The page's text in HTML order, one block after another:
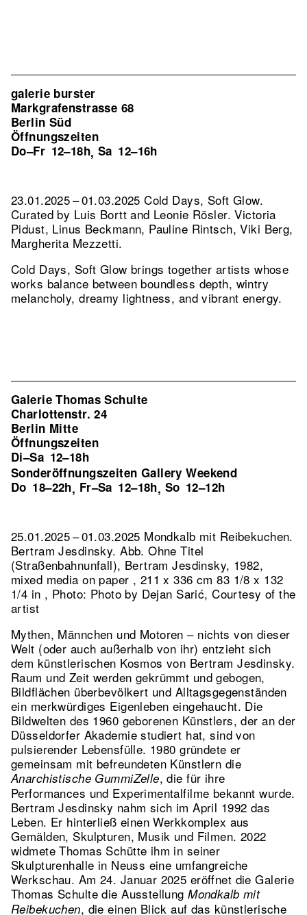
galerie burster
Markgrafenstrasse 68
Berlin Süd
Öffnungszeiten
Do–Fr 12–18h, Sa 12–16h
23.01.2025 – 01.03.2025 Cold Days, Soft Glow.
Curated by Luis Bortt and Leonie Rösler. Victoria
Pidust, Linus Beckmann, Pauline Rintsch, Viki Berg,
Margherita Mezzetti.
Cold Days, Soft Glow brings together artists whose
works balance between boundless depth, wintry
melancholy, dreamy lightness, and vibrant energy.
Galerie Thomas Schulte
Charlottenstr. 24
Berlin Mitte
Öffnungszeiten
Di–Sa 12–18h
Sonderöffnungszeiten Gallery Weekend
Do 18–22h, Fr–Sa 12–18h, So 12–12h
25.01.2025 – 01.03.2025 Mondkalb mit Reibekuchen.
Bertram Jesdinsky.Abb. Ohne Titel
(Straßenbahnunfall), Bertram Jesdinsky, 1982,
mixed media on paper , 211 x 336 cm 83 1/8 x 132
1/4 in , Photo: Photo by Dejan Sarić, Courtesy of the
artist
Mythen, Männchen und Motoren – nichts von dieser
Welt (oder auch außerhalb von ihr) entzieht sich
dem künstlerischen Kosmos von Bertram Jesdinsky.
Raum und Zeit werden gekrümmt und gebogen,
Bildflächen überbevölkert und Alltagsgegenständen
ein merkwürdiges Eigenleben eingehaucht. Die
Bildwelten des 1960 geborenen Künstlers, der an der
Düsseldorfer Akademie studiert hat, sind von
pulsierender Lebensfülle. 1980 gründete er
gemeinsam mit befreundeten Künstlern die
Anarchistische GummiZelle, die für ihre
Performances und Experimentalfilme bekannt wurde.
Bertram Jesdinsky nahm sich im April 1992 das
Leben. Er hinterließ einen Werkkomplex aus
Gemälden, Skulpturen, Musik und Filmen. 2022
widmete Thomas Schütte ihm in seiner
Skulpturenhalle in Neuss eine umfangreiche
Werkschau. Am 24. Januar 2025 eröffnet die Galerie
Thomas Schulte die AusstellungMondkalb mit
Reibekuchen, die einen Blick auf das künstlerische